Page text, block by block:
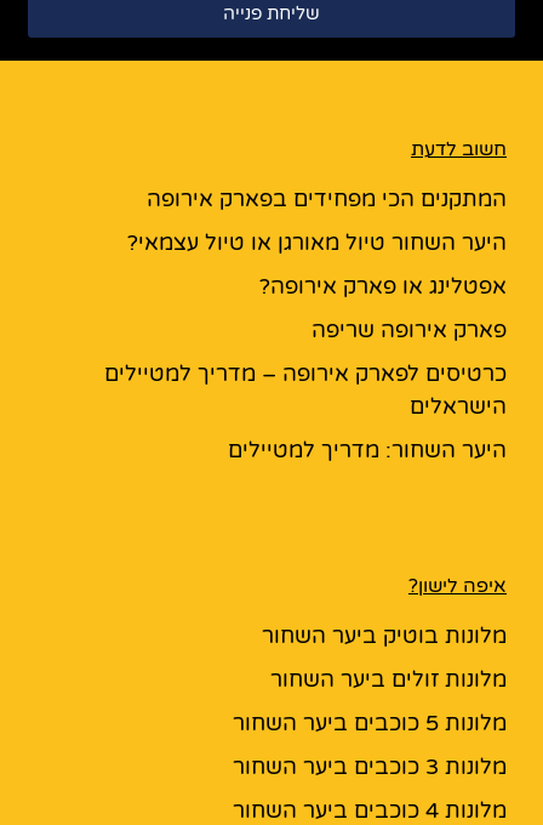
שליחת פנייה
חשוב לדעת
המתקנים הכי מפחידים בפארק אירופה
היער השחור טיול מאורגן או טיול עצמאי?
אפטלינג או פארק אירופה?
פארק אירופה שריפה
כרטיסים לפארק אירופה – מדריך למטיילים
הישראלים
היער השחור: מדריך למטיילים
איפה לישון?
מלונות בוטיק ביער השחור
מלונות זולים ביער השחור
מלונות 5 כוכבים ביער השחור
מלונות 3 כוכבים ביער השחור
מלונות 4 כוכבים ביער השחור